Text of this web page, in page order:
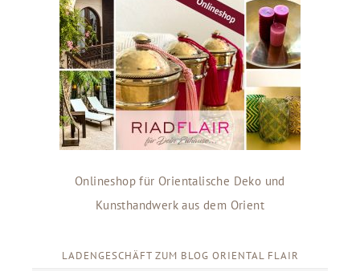
Onlineshop für Orientalische Deko und
Kunsthandwerk aus dem Orient
LADENGESCHÄFT ZUM BLOG ORIENTAL FLAIR